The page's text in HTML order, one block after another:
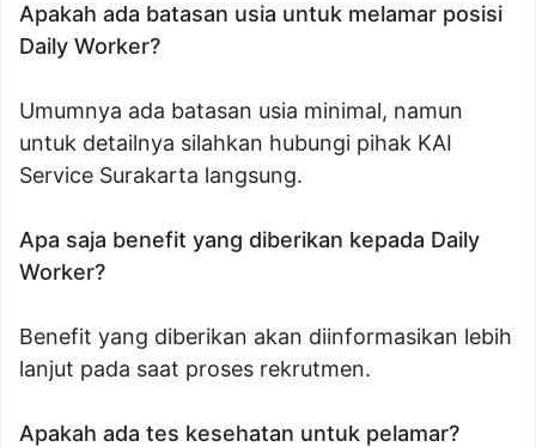
Apakah ada batasan usia untuk melamar posisi
Daily Worker?
Umumnya ada batasan usia minimal, namun
untuk detailnya silahkan hubungi pihak KAI
Service Surakarta langsung.
Apa saja benefit yang diberikan kepada Daily
Worker?
Benefit yang diberikan akan diinformasikan lebih
lanjut pada saat proses rekrutmen.
Apakah ada tes kesehatan untuk pelamar?